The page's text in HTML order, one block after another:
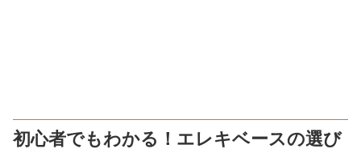
初心者でもわかる！エレキベースの選び